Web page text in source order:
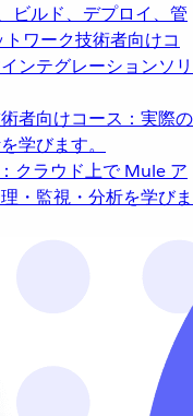
ビルド、デプロイ、管
ワーク技術者向けコ
ンテグレーションソリ
者向けコース：実際の
学びます。
クラウド上で Mule ア
・監視・分析を学びま